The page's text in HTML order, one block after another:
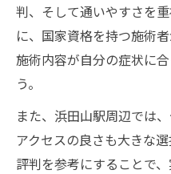
判、そして通いやすさを
に、国家資格を持つ施術
施術内容が自分の症状に
う。
また、浜田山駅周辺では
アクセスの良さも大きな
評判を参考にすることで